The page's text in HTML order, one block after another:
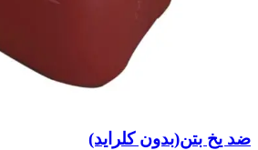
ضد یخ بتن(بدون کلراید)